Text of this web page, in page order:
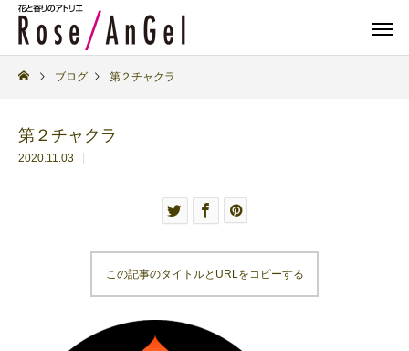
ブログ 第２チャクラ
第２チャクラ
2020.11.03
この記事のタイトルとURLをコピーする